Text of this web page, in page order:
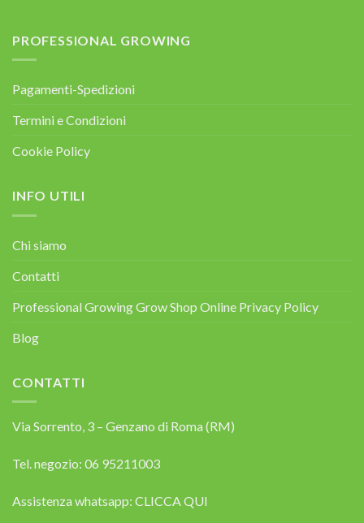
PROFESSIONAL GROWING
Pagamenti-Spedizioni
Termini e Condizioni
Cookie Policy
INFO UTILI
Chi siamo
Contatti
Professional Growing Grow Shop Online Privacy Policy
Blog
CONTATTI
Via Sorrento, 3 – Genzano di Roma (RM)
Tel. negozio: 06 95211003
Assistenza whatsapp: CLICCA QUI